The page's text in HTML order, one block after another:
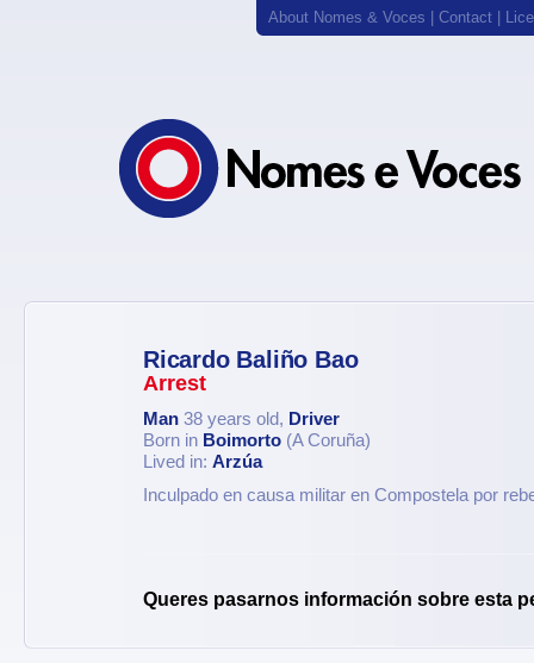
About Nomes & Voces Contact
Ricardo Baliño Bao
Arrest
Man 38 years old, Driver
Born in Boimorto (A Coruña)
Lived in: Arzúa
Inculpado en causa militar en Compostela por
Queres pasarnos información sobre esta